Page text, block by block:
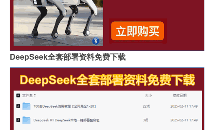
DeepSeek全套部署资料免费下载